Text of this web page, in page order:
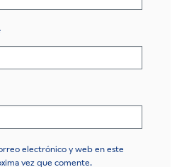
electrónico y web en este
vez que comente.